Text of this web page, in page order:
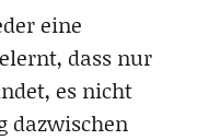
eine
dass nur
es nicht
dazwischen